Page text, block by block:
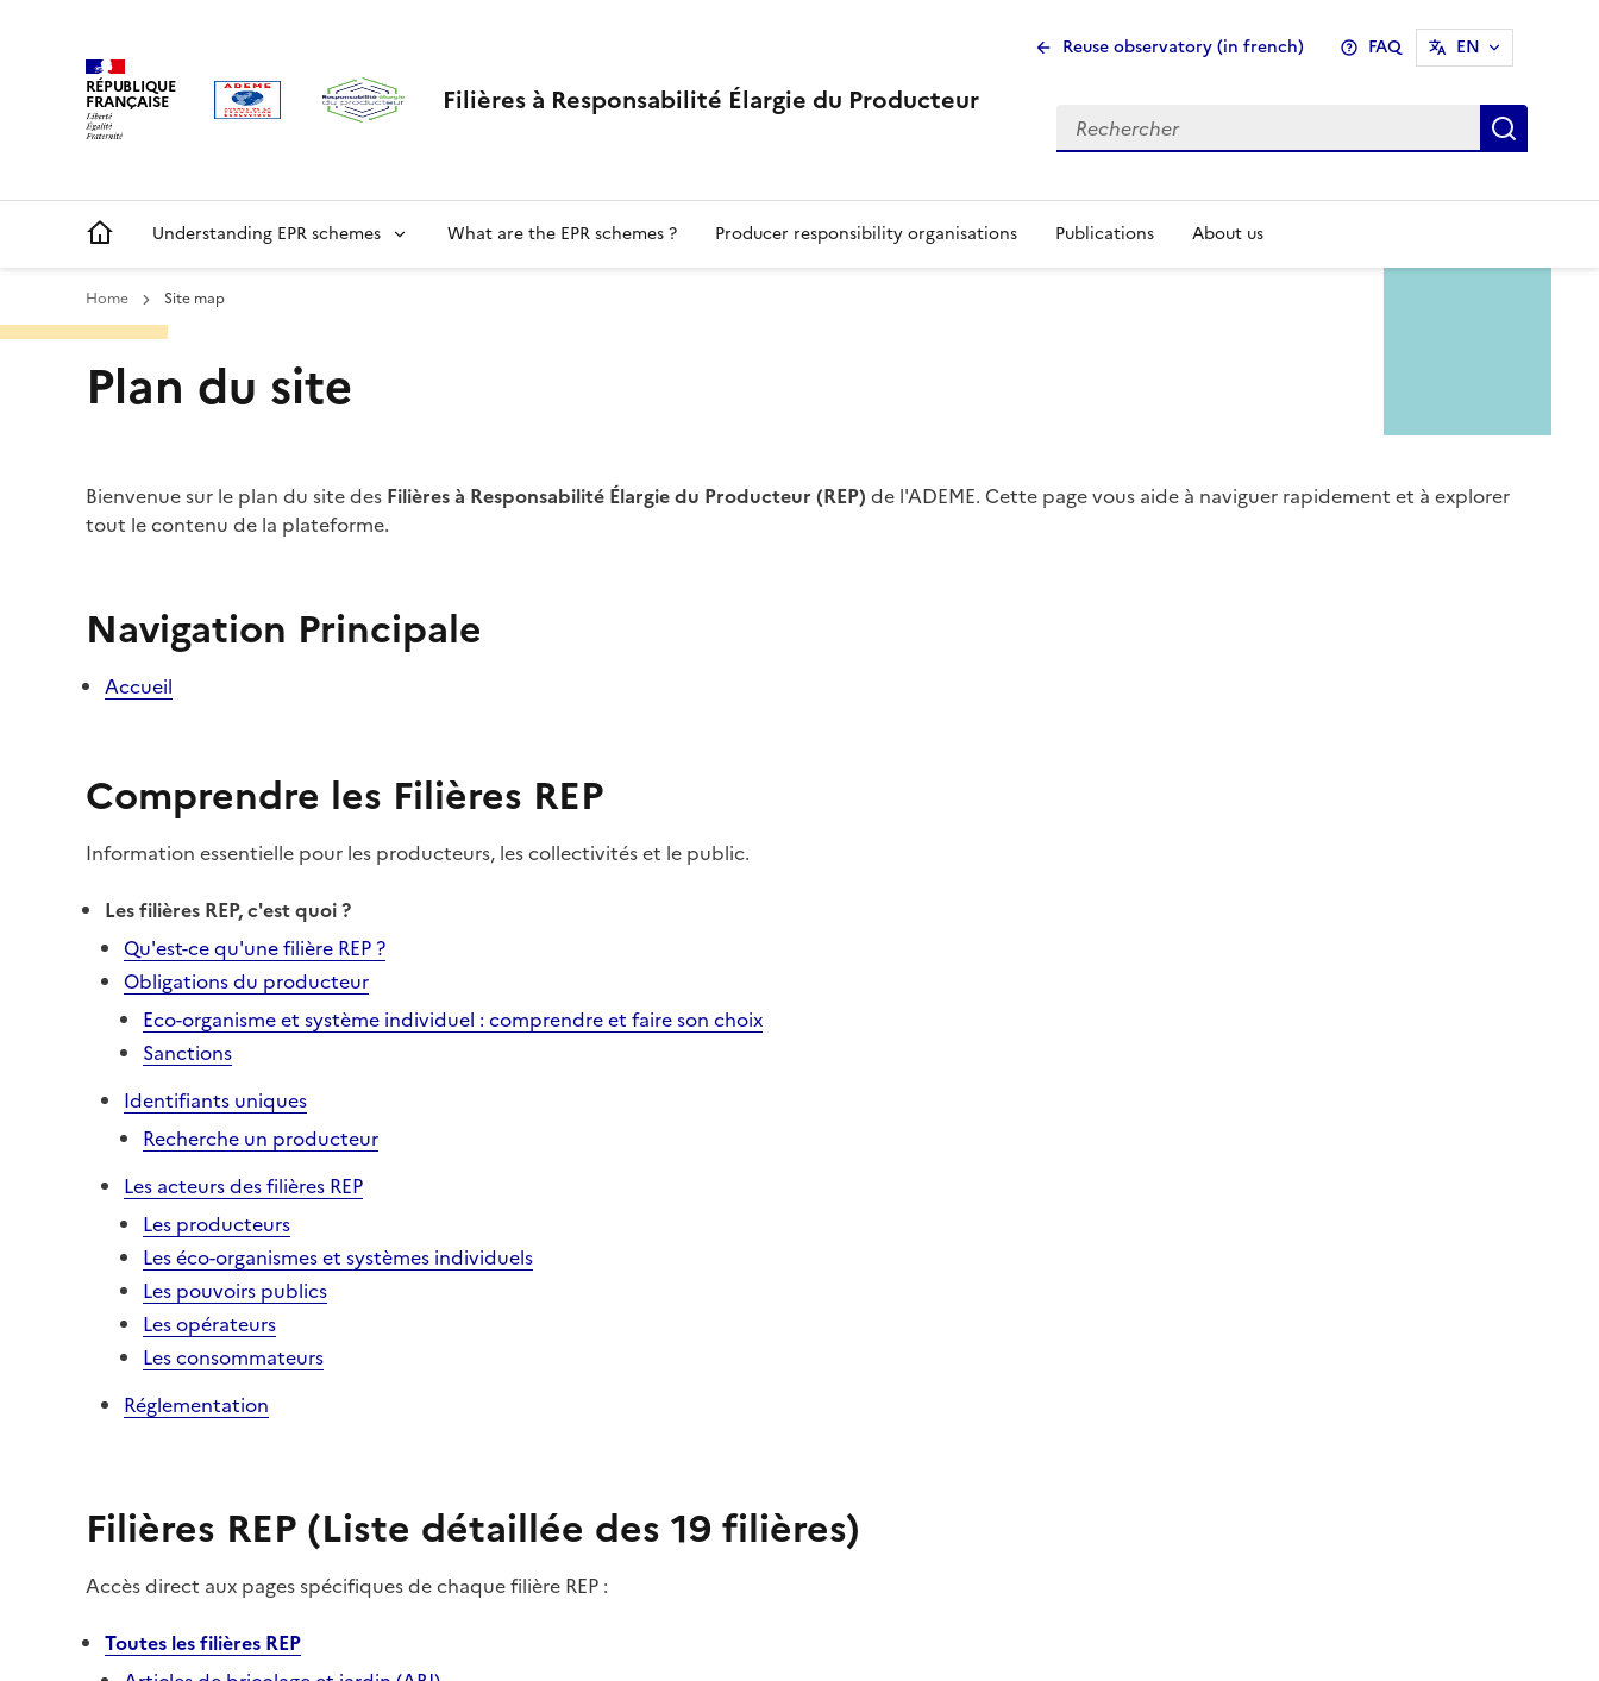
RÉPUBLIQUE
FRANÇAISE Filières à Responsabilité Élargie du Producteur
Menu
Reuse observatory (in french) FAQ EN
MainUnderstanding EPR schemes What are the EPR schemes ? Producer responsibility organisations Publications About us
Home Site map
Menu
ORRRPlan du site
Bienvenue sur le plan du site des Filières à Responsabilité Élargie du Producteur (REP) de l'ADEME. Cette page vous aide à naviguer rapidement et à explorer
tout le contenu de la plateforme.
Navigation Principale
Accueil
Comprendre les Filières REP
Information essentielle pour les producteurs, les collectivités et le public.
Les filières REP, c'est quoi ?
Qu'est-ce qu'une filière REP ?
Obligations du producteur
Eco-organisme et système individuel : comprendre et faire son choix
Sanctions
Identifiants uniques
Recherche un producteur
Les acteurs des filières REP
Les producteurs
Les éco-organismes et systèmes individuels
Les pouvoirs publics
Les opérateurs
Les consommateurs
Réglementation
Filières REP (Liste détaillée des 19 filières)
Accès direct aux pages spécifiques de chaque filière REP :
Toutes les filières REP